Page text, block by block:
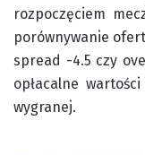
rozpoczęciem
porównywanie
spread -4.5 czy
opłacalne
wygranej.